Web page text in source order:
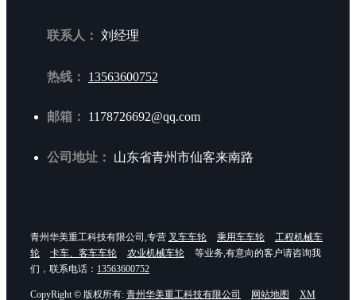
联系人： 刘经理
热线： 13563600752
邮箱： 1178726692@qq.com
公司地址： 山东省青州市仙客来南路
青州华美重工科技有限公司,专营 叉车车轮 乘用车车轮
工程机械车
轮
卡车、客车车轮 农业机械车轮
等业务,有意向的客户请咨询我
们，联系电话： 13563600752
CopyRight © 版权所有: 青州华美重工科技有限公司 网站地图 XM